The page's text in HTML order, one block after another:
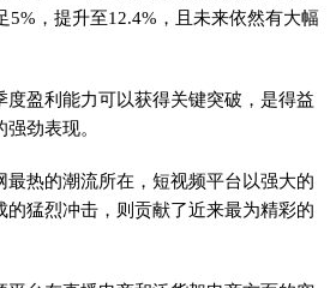
5%，提升至12.4%，且未来依然有大幅
度盈利能力可以获得关键突破，是得益
劲表现。
最热的潮流所在，短视频平台以强大的
的猛烈冲击，则贡献了近来最为精彩的